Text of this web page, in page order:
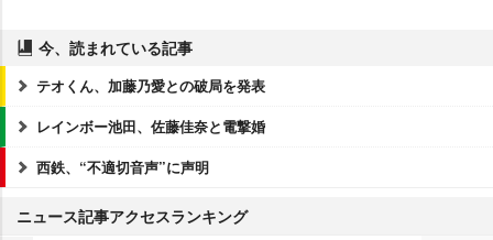
今、読まれている記事
テオくん、加藤乃愛との破局を発表
レインボー池田、佐藤佳奈と電撃婚
西鉄、“不適切音声”に声明
ニュース記事アクセスランキング